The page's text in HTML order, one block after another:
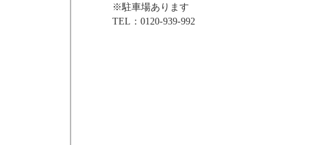
※駐車場あります
TEL：0120-939-992